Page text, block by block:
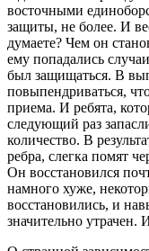
восточными
защиты, не более. И
думаете? Чем он
ему попадались
был защищаться. В
повыпендриваться,
приема. И ребята,
следующий раз
количество. В
ребра, слегка помят
Он восстановился
намного хуже,
восстановились, и
значительно